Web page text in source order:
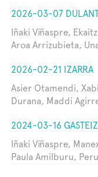
2026-03-07
Iñaki Viñaspre,
Aroa Arrizubieta,
2026-02-21 IZARRA
Asier Otamendi,
Durana, Maddi
2024-03-16 GASTEIZ
Iñaki Viñaspre,
Paula Amilburu,